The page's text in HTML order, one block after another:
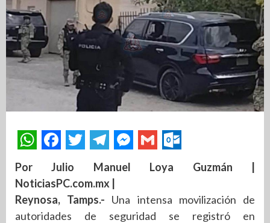
Por Julio Manuel Loya Guzmán |
NoticiasPC.com.mx |
Reynosa, Tamps.- Una intensa movilización de
autoridades de seguridad se registró en